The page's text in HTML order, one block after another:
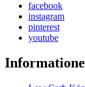
facebook
instagram
pinterest
youtube